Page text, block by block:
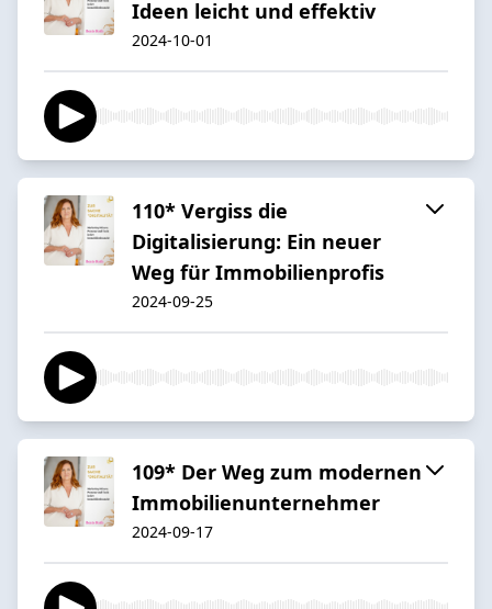
Ideen leicht und effektiv
2024-10-01
110* Vergiss die
Digitalisierung: Ein neuer
Weg für Immobilienprofis
2024-09-25
109* Der Weg zum modernen
Immobilienunternehmer
2024-09-17